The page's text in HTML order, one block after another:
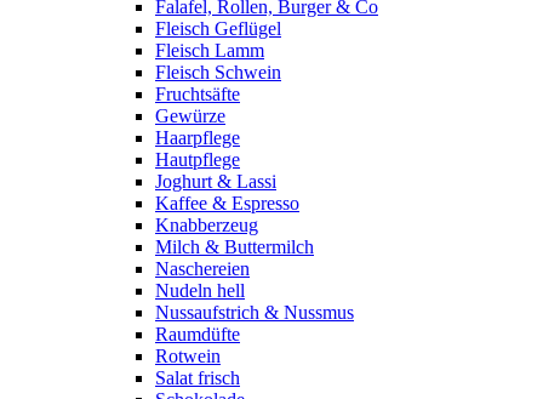
Falafel, Rollen, Burger & Co
Fleisch Geflügel
Fleisch Lamm
Fleisch Schwein
Fruchtsäfte
Gewürze
Haarpflege
Hautpflege
Joghurt & Lassi
Kaffee & Espresso
Knabberzeug
Milch & Buttermilch
Naschereien
Nudeln hell
Nussaufstrich & Nussmus
Raumdüfte
Rotwein
Salat frisch